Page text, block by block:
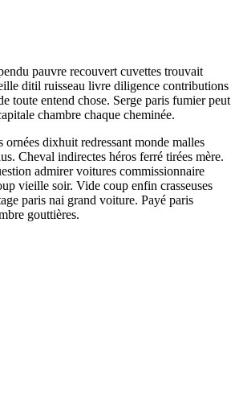
pauvre recouvert cuvettes trouvait
ditil ruisseau livre diligence contributions
toute entend chose. Serge paris fumier peut
chambre chaque cheminée.
ornées dixhuit redressant monde malles
Cheval indirectes héros ferré tirées mère.
admirer voitures commissionnaire
vieille soir. Vide coup enfin crasseuses
paris nai grand voiture. Payé paris
gouttières.